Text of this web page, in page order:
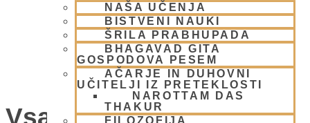
NAŠA UČENJA
BISTVENI NAUKI
ŠRILA PRABHUPADA
BHAGAVAD GITA
GOSPODOVA PESEM
AČARJE IN DUHOVNI
UČITELJI IZ PRETEKLOSTI
NAROTTAM DAS
THAKUR
FILOZOFIJA
Vsako Nedeljo Mini